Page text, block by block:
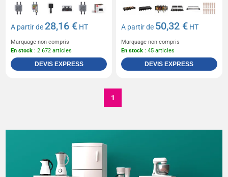
A partir de28,16 € HT
Marquage non compris
En stock : 2 672 articles
DEVIS EXPRESS
A partir de 50,32 € HT
Marquage non compris
En stock : 45 articles
DEVIS EXPRESS
1